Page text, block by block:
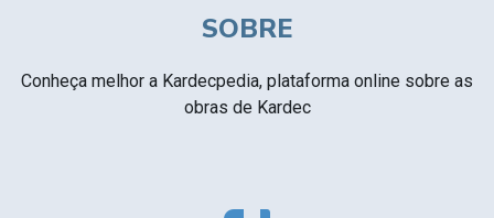
SOBRE
Conheça melhor a Kardecpedia, plataforma online sobre as
obras de Kardec